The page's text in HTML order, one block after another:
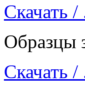
Скачать /
Образцы
Скачать /